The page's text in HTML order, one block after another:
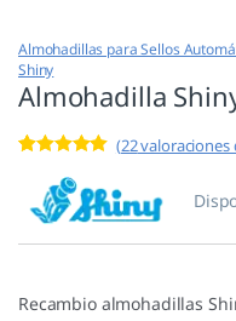
Almohadillas para Sellos
Shiny
Almohadilla
de 5 en
base a
valoracione
(22valoraciones
Recambio almohadillas